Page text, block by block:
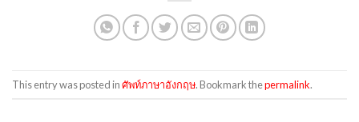
This entry was posted inศัพท์ภาษาอังกฤษ. Bookmark thepermalink.